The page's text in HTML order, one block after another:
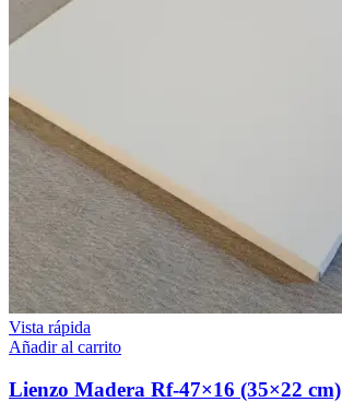
Vista rápida
Añadir al carrito
Lienzo Madera Rf-47×16 (35×22 cm)